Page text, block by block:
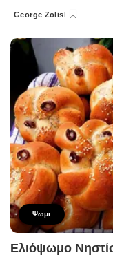
Posted
George Zolis
Ψωμι
Ελιόψωμο